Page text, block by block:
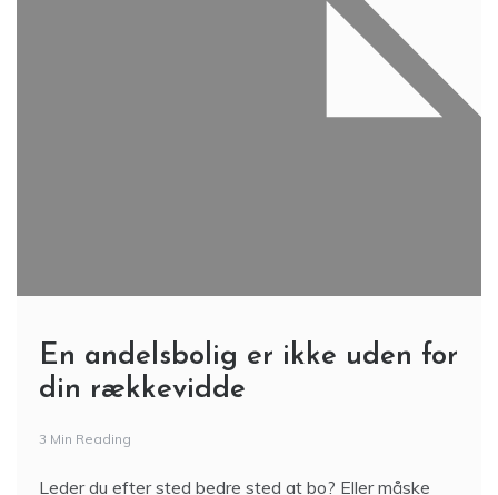
En andelsbolig er ikke uden for
din rækkevidde
3 Min Reading
Leder du efter sted bedre sted at bo? Eller måske